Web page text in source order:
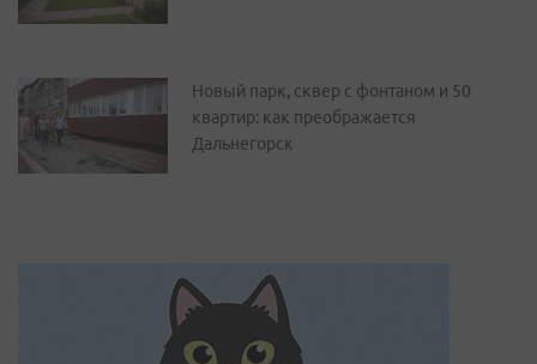
Новый парк, сквер с фонтаном и 50
квартир: как преображается
Дальнегорск